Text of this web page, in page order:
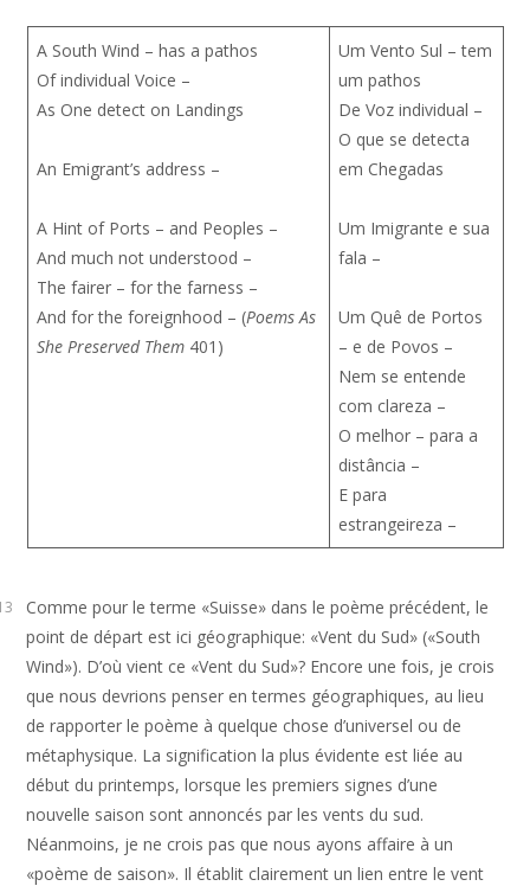
A South Wind – has a pathos
Of individual Voice –
As One detect on Landings
An Emigrant’s address –
A Hint of Ports – and Peoples –
And much not understood –
The fairer – for the farness –
And for the foreignhood – (Poems As
She Preserved Them401)
Um Vento Sul – tem
um pathos
De Voz individual –
O que se detecta
em Chegadas
Um Imigrante e sua
fala –
Um Quê de Portos
– e de Povos –
Nem se entende
com clareza –
O melhor – para a
distância –
E para
estrangeireza –
Comme pour le terme «Suisse» dans le poème précédent, le
point de départ est ici géographique: «Vent du Sud» («South
Wind»). D’où vient ce «Vent du Sud»? Encore une fois, je crois
que nous devrions penser en termes géographiques, au lieu
de rapporter le poème à quelque chose d’universel ou de
métaphysique. La signification la plus évidente est liée au
début du printemps, lorsque les premiers signes d’une
nouvelle saison sont annoncés par les vents du sud.
Néanmoins, je ne crois pas que nous ayons affaire à un
«poème de saison». Il établit clairement un lien entre le vent